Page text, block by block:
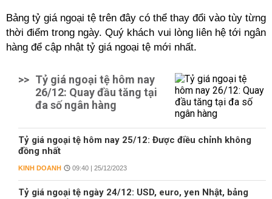
Bảng tỷ giá ngoại tệ trên đây có thể thay đổi vào tùy từng
thời điểm trong ngày. Quý khách vui lòng liên hệ tới ngân
hàng để cập nhật tỷ giá ngoại tệ mới nhất.
>> Tỷ giá ngoại tệ hôm nay
26/12: Quay đầu tăng tại
đa số ngân hàng
Tỷ giá ngoại tệ hôm nay 25/12: Được điều chỉnh không
đồng nhất
KINH DOANH 09:40 | 25/12/2023
Tỷ giá ngoại tệ ngày 24/12: USD, euro, yen Nhật, bảng